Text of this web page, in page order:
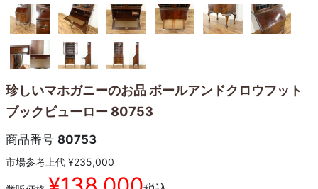
珍しいマホガニーのお品 ボールアンドクロウフット
ブックビューロー 80753
商品番号 80753
市場参考上代 ¥235,000